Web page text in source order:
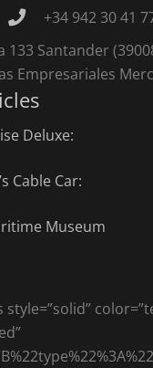
+34 942 30 41
133 Santander
Empresariales
Deluxe:
Cable Car:
Museum